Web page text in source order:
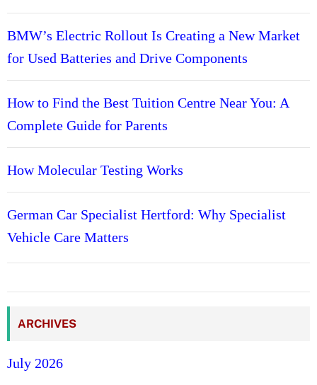
BMW’s Electric Rollout Is Creating a New Market
for Used Batteries and Drive Components
How to Find the Best Tuition Centre Near You: A
Complete Guide for Parents
How Molecular Testing Works
German Car Specialist Hertford: Why Specialist
Vehicle Care Matters
ARCHIVES
July 2026